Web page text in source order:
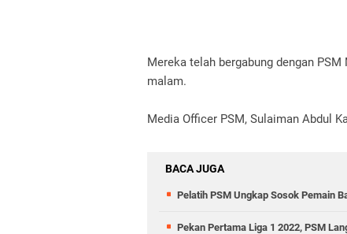
Mereka telah bergabung dengan
malam.
Media Officer PSM, Sulaiman Abdul
BACA JUGA
Pelatih PSM Ungkap Sosok Pemain
Pekan Pertama Liga 1 2022, PSM